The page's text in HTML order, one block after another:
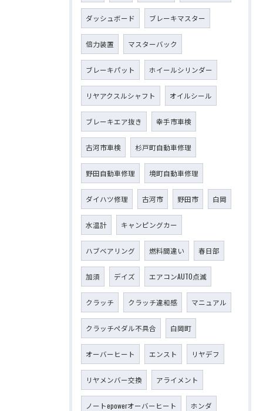
ダッシュボード ブレーキマスター
倍力装置 マスターバック
ブレーキパット ホイールシリンダー
リヤアクスルシャフト オイルシール
ブレーキエア抜き 幸手市車検
古河市車検 杉戸町自動車修理
野田自動車修理 境町自動車修理
ダイハツ修理 古河市 野田市 白岡
水温計 キャンピングカー
ハブベアリング 燃料間違い 春日部
加須 デイズ エアコンAUTO点滅
クラッチ クラッチ違和感 マニュアル
クラッチペダル不具合 白岡町
オーバーヒート エンスト リヤデフ
リヤメンバー交換 アライメント
ノートepowerオーバーヒート ホンダ